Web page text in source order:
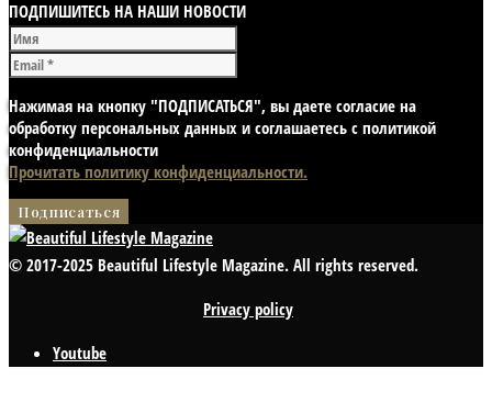
ПОДПИШИТЕСЬ НА НАШИ НОВОСТИ
Нажимая на кнопку "ПОДПИСАТЬСЯ", вы даете согласие на
обработку персональных данных и соглашаетесь с политикой
конфиденциальности
Прочитать политику конфиденциальности.
© 2017-2025 Beautiful Lifestyle Magazine. All rights reserved.
Privacy policy
Youtube